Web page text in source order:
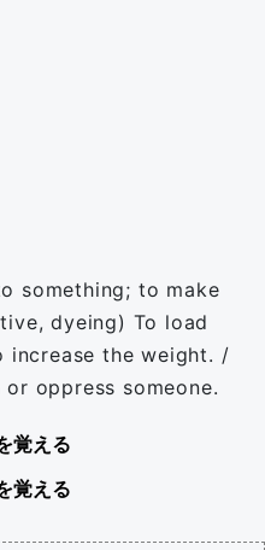
something; to make
dyeing) To load
the weight. /
oppress someone.
覚える
覚える